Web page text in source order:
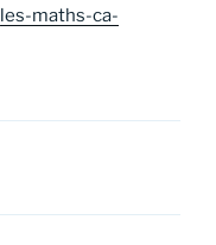
les-maths-ca-